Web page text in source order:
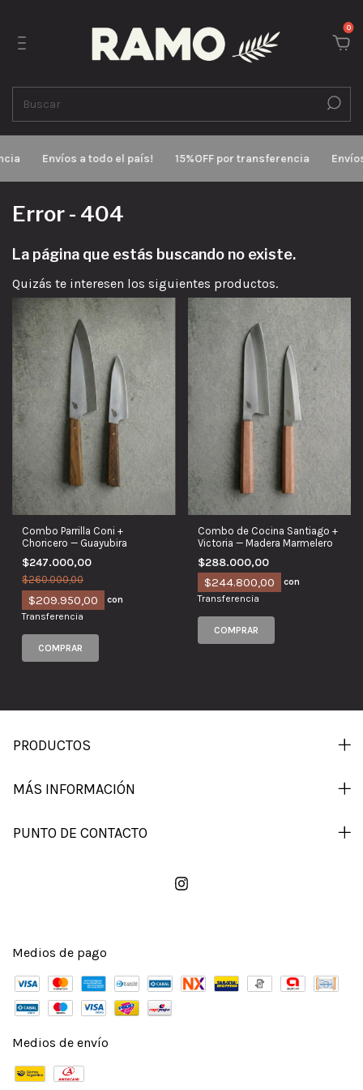
0
Envíos a todo el país! 15%OFF por transferencia
Error - 404
La página que estás buscando no existe.
Quizás te interesen los siguientes productos.
Combo Parrilla Coni +
Choricero — Guayubira
$247.000,00
$260.000,00
$209.950,00
con
Transferencia
Combo de Cocina Santiago +
Victoria — Madera Marmelero
$288.000,00
$244.800,00
con
Transferencia
PRODUCTOS
MÁS INFORMACIÓN
PUNTO DE CONTACTO
Medios de pago
Medios de envío